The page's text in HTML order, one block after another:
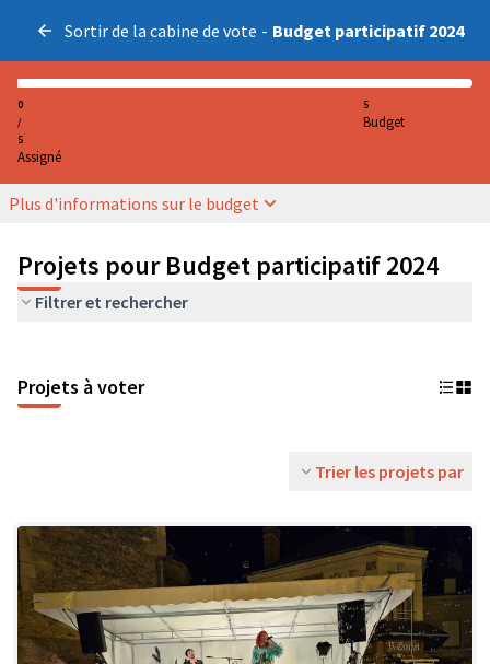
Sortir de la cabine de vote - Budget participatif 2024
0
/
5
Assigné
5
Budget
Plus d'informations sur le budget
Projets pour Budget participatif 2024
Filtrer et rechercher
Projets à voter
Trier les projets par